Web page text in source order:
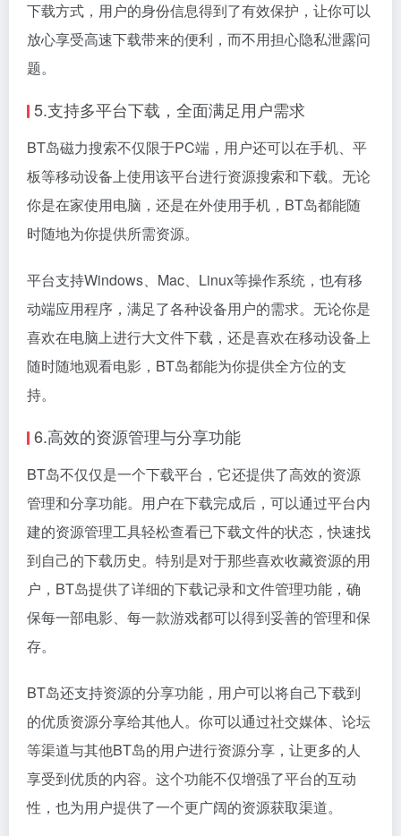
下载方式，用户的身份信息得到了有效保护，让你可以
放心享受高速下载带来的便利，而不用担心隐私泄露问
题。
5.支持多平台下载，全面满足用户需求
BT岛磁力搜索不仅限于PC端，用户还可以在手机、平
板等移动设备上使用该平台进行资源搜索和下载。无论
你是在家使用电脑，还是在外使用手机，BT岛都能随
时随地为你提供所需资源。
平台支持Windows、Mac、Linux等操作系统，也有移
动端应用程序，满足了各种设备用户的需求。无论你是
喜欢在电脑上进行大文件下载，还是喜欢在移动设备上
随时随地观看电影，BT岛都能为你提供全方位的支
持。
6.高效的资源管理与分享功能
BT岛不仅仅是一个下载平台，它还提供了高效的资源
管理和分享功能。用户在下载完成后，可以通过平台内
建的资源管理工具轻松查看已下载文件的状态，快速找
到自己的下载历史。特别是对于那些喜欢收藏资源的用
户，BT岛提供了详细的下载记录和文件管理功能，确
保每一部电影、每一款游戏都可以得到妥善的管理和保
存。
BT岛还支持资源的分享功能，用户可以将自己下载到
的优质资源分享给其他人。你可以通过社交媒体、论坛
等渠道与其他BT岛的用户进行资源分享，让更多的人
享受到优质的内容。这个功能不仅增强了平台的互动
性，也为用户提供了一个更广阔的资源获取渠道。